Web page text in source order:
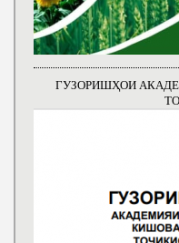
ГУЗОРИШҲОИ